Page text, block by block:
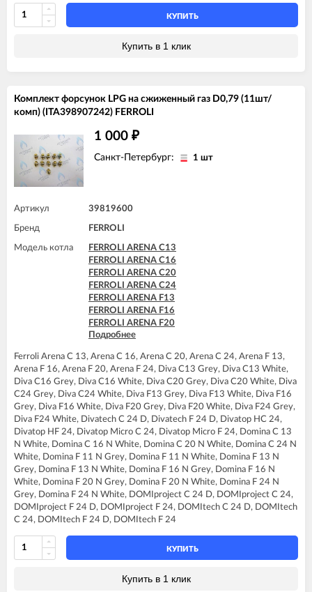
FERROLI DOMItech C32
FERROLI DOMItech C32 D
FERROLI DOMItech F24
FERROLI DOMItech F24 D
FERROLI DOMItech F32
КУПИТЬ
Купить в 1 клик
Комплект форсунок LPG на сжиженный газ D0,79 (11шт/
комп) (ITA398907242) FERROLI
1 000 ₽
Санкт-Петербург: 1 шт
Артикул 39819600
Бренд FERROLI
Модель котла
FERROLI ARENA C13
FERROLI ARENA C16
FERROLI ARENA C20
FERROLI ARENA C24
FERROLI ARENA F13
FERROLI ARENA F16
FERROLI ARENA F20
FERROLI ARENA F24
FERROLI DIVA C16
FERROLI DIVA C20
FERROLI DIVA C24
FERROLI DIVA F13
FERROLI DIVA F16
FERROLI DIVA F20
FERROLI DIVA F24
FERROLI DIVA HC24
FERROLI DIVA HF24
FERROLI DIVAproject F24
FERROLI DIVAtech C24 D
FERROLI DIVAtech D F24
FERROLI DIVAtech D HF24
FERROLI DIVAtech F24 D
FERROLI DIVAtop C24
FERROLI DIVAtop F24
FERROLI DIVAtop HC24
FERROLI DIVAtop HF24
FERROLI DIVAtop micro C24
Подробнее
Ferroli Arena C 13, Arena C 16, Arena C 20, Arena C 24, Arena F 13,
Arena F 16, Arena F 20, Arena F 24, Diva C13 Grey, Diva C13 White,
Diva C16 Grey, Diva C16 White, Diva C20 Grey, Diva C20 White, Diva
C24 Grey, Diva C24 White, Diva F13 Grey, Diva F13 White, Diva F16
Grey, Diva F16 White, Diva F20 Grey, Diva F20 White, Diva F24 Grey,
Diva F24 White, Divatech C 24 D, Divatech F 24 D, Divatop HC 24,
Divatop HF 24, Divatop Micro C 24, Divatop Micro F 24, Domina C 13
N White, Domina C 16 N White, Domina C 20 N White, Domina C 24 N
White, Domina F 11 N Grey, Domina F 11 N White, Domina F 13 N
Grey, Domina F 13 N White, Domina F 16 N Grey, Domina F 16 N
White, Domina F 20 N Grey, Domina F 20 N White, Domina F 24 N
Grey, Domina F 24 N White, DOMIproject C 24 D, DOMIproject C 24,
DOMIproject F 24 D, DOMIproject F 24, DOMItech C 24 D, DOMItech
C 24, DOMItech F 24 D, DOMItech F 24
КУПИТЬ
Купить в 1 клик